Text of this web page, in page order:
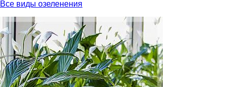
Все виды озеленения